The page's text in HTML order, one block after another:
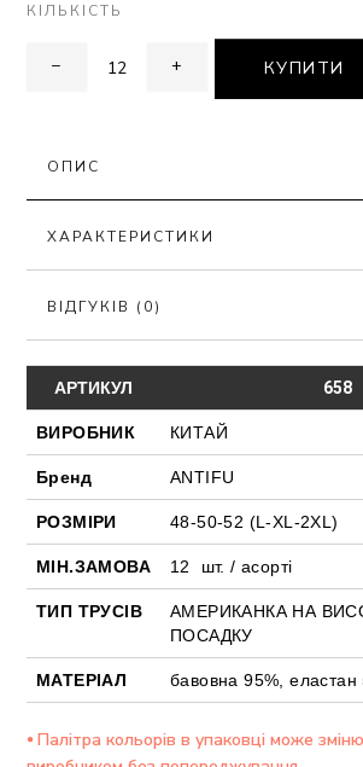
КІЛЬКІСТЬ
− + КУПИТИ
ОПИС
ХАРАКТЕРИСТИКИ
ВІДГУКІВ (0)
АРТИКУЛ 658
ВИРОБНИК КИТАЙ
Бренд ANTIFU
РОЗМІРИ 48-50-52 (L-XL-2XL)
МІН.ЗАМОВА 12 шт. / асорті
ТИП ТРУСІВ
АМЕРИКАНКА НА
ПОСАДКУ
МАТЕРІАЛ бавовна 95%, еластан
⦁ Палітра кольорів в упаковці може